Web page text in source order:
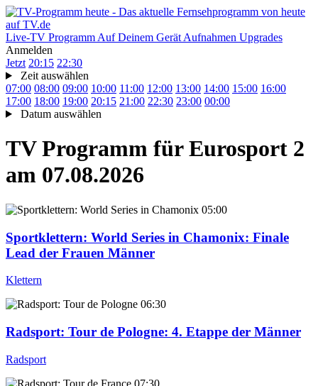
Live-TV Programm Auf Deinem Gerät Aufnahmen Upgrades
Anmelden
Jetzt 20:15 22:30
Zeit auswählen
07:00 08:00 09:00 10:00 11:00 12:00 13:00 14:00 15:00 16:00
17:00 18:00 19:00 20:15 21:00 22:30 23:00 00:00
Datum auswählen
TV Programm für Eurosport 2
am 07.08.2026
05:00
Sportklettern: World Series in Chamonix: Finale
Lead der Frauen Männer
Klettern
06:30
Radsport: Tour de Pologne: 4. Etappe der Männer
Radsport
07:30